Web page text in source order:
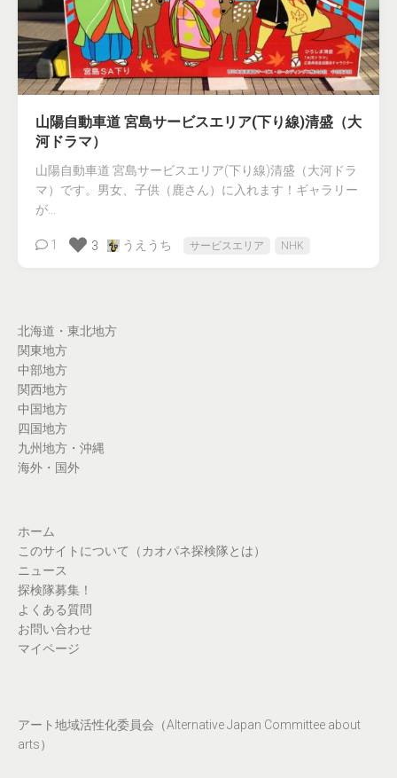
山陽自動車道 宮島サービスエリア(下り線)清盛（大
河ドラマ）
山陽自動車道 宮島サービスエリア(下り線)清盛（大河ドラ
マ）です。男女、子供（鹿さん）に入れます！ギャラリー
が...
1 3 うえうち サービスエリア NHK
北海道・東北地方
関東地方
中部地方
関西地方
中国地方
四国地方
九州地方・沖縄
海外・国外
ホーム
このサイトについて（カオパネ探検隊とは）
ニュース
探検隊募集！
よくある質問
お問い合わせ
マイページ
アート地域活性化委員会（Alternative Japan Committee about
arts）